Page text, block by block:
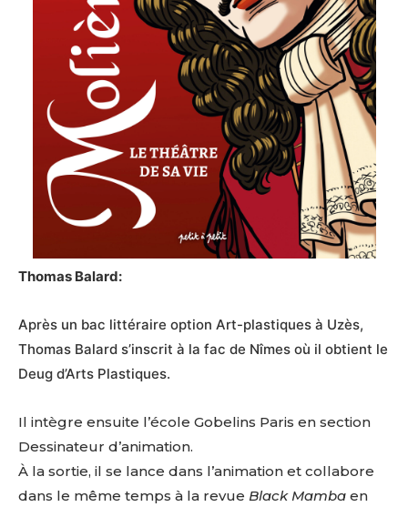
Thomas Balard:
Après un bac littéraire option Art-plastiques à Uzès,
Thomas Balard s’inscrit à la fac de Nîmes où il obtient le
Deug d’Arts Plastiques.
Il intègre ensuite l’école Gobelins Paris en section
Dessinateur d’animation.
À la sortie, il se lance dans l’animation et collabore
dans le même temps à la revue Black Mamba en